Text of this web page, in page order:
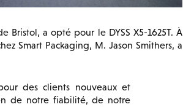
Bristol, a opté pour le DYSS X5-1625T. À
Smart Packaging, M. Jason Smithers, a
des clients nouveaux et
de notre fiabilité, de notre